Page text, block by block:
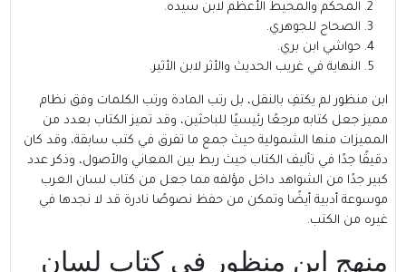
المحكم والمحيط الأعظم لابن سيده.
الصحاح للجوهري.
حواشي ابن بري.
النهاية في غريب الحديث والأثر لابن الأثير.
ابن منظور لم يكتفِ بالنقل، بل رتب المادة ورتب الكلمات وفق نظام
مميز جعل كتابه مرجعًا رئيسيًا للباحثين، وقد تميز الكتاب بعدد من
المميزات منها الشمولية حيث جمع ما تفرق في كتب سابقة، وقد كان
دقيقًا جدًا في تأليف الكتاب حيث ربط بين المعاني والأصول، وذكر عدد
كبير جدًا من الشواهد داخل مؤلفه مما جعل من كتاب لسان العرب
موسوعة أدبية أيضًا وتمكن من حفظ نصوصًا نادرة قد لا نجدها في
غيره من الكتب.
منهج ابن منظور في كتاب لسان